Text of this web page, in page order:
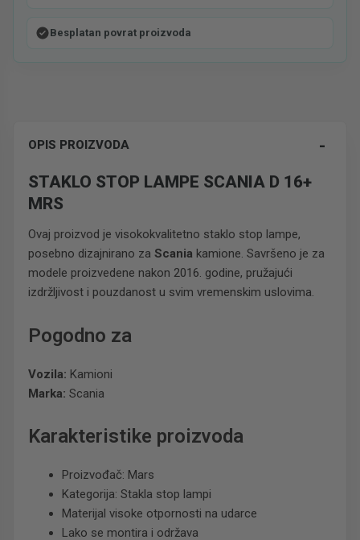
Besplatan povrat proizvoda
OPIS PROIZVODA
STAKLO STOP LAMPE SCANIA D 16+
MRS
Ovaj proizvod je visokokvalitetno staklo stop lampe,
posebno dizajnirano za Scania kamione. Savršeno je za
modele proizvedene nakon 2016. godine, pružajući
izdržljivost i pouzdanost u svim vremenskim uslovima.
Pogodno za
Vozila: Kamioni
Marka: Scania
Karakteristike proizvoda
Proizvođač: Mars
Kategorija: Stakla stop lampi
Materijal visoke otpornosti na udarce
Lako se montira i održava
-